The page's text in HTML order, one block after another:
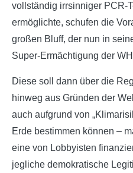
vollständig irrsinniger PCR-
ermöglichte, schufen die
großen Bluff, der nun in
Super-Ermächtigung der
Diese soll dann über die
hinweg aus Gründen der
auch aufgrund von
Erde bestimmen können –
eine von Lobbyisten
jegliche demokratische